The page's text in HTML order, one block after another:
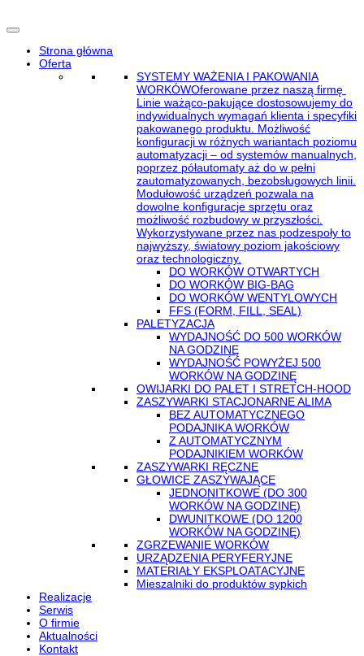
Strona główna
Oferta
SYSTEMY WAŻENIA I PAKOWANIA
WORKÓWOferowane przez naszą firmę
Linie ważąco-pakujące dostosowujemy do
indywidualnych wymagań klienta i specyfiki
pakowanego produktu. Możliwość
konfiguracji w różnych wariantach poziomu
automatyzacji – od systemów manualnych,
poprzez półautomaty aż do w pełni
zautomatyzowanych, bezobsługowych linii.
Modułowość urządzeń pozwala na
dowolne konfiguracje sprzętu oraz
możliwość rozbudowy w przyszłości.
Wykorzystywane przez nas podzespoły to
najwyższy, światowy poziom jakościowy
oraz technologiczny.
DO WORKÓW OTWARTYCH
DO WORKÓW BIG-BAG
DO WORKÓW WENTYLOWYCH
FFS (FORM, FILL, SEAL)
PALETYZACJA
WYDAJNOŚĆ DO 500 WORKÓW
NA GODZINĘ
WYDAJNOŚĆ POWYŻEJ 500
WORKÓW NA GODZINĘ
OWIJARKI DO PALET I STRETCH-HOOD
ZASZYWARKI STACJONARNE ALIMA
BEZ AUTOMATYCZNEGO
PODAJNIKA WORKÓW
Z AUTOMATYCZNYM
PODAJNIKIEM WORKÓW
ZASZYWARKI RĘCZNE
GŁOWICE ZASZYWAJĄCE
JEDNONITKOWE (DO 300
WORKÓW NA GODZINĘ)
DWUNITKOWE (DO 1200
WORKÓW NA GODZINĘ)
ZGRZEWANIE WORKÓW
URZĄDZENIA PERYFERYJNE
MATERIAŁY EKSPLOATACYJNE
Mieszalniki do produktów sypkich
Realizacje
Serwis
O firmie
Aktualności
Kontakt